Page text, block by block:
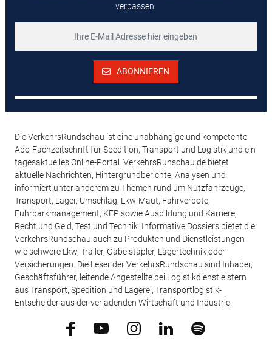
verpassen.
ABONNIEREN
Die VerkehrsRundschau ist eine unabhängige und kompetente
Abo-Fachzeitschrift für Spedition, Transport und Logistik und ein
tagesaktuelles Online-Portal. VerkehrsRunschau.de bietet
aktuelle Nachrichten, Hintergrundberichte, Analysen und
informiert unter anderem zu Themen rund um Nutzfahrzeuge,
Transport, Lager, Umschlag, Lkw-Maut, Fahrverbote,
Fuhrparkmanagement, KEP sowie Ausbildung und Karriere,
Recht und Geld, Test und Technik. Informative Dossiers bietet die
VerkehrsRundschau auch zu Produkten und Dienstleistungen
wie schwere Lkw, Trailer, Gabelstapler, Lagertechnik oder
Versicherungen. Die Leser der VerkehrsRundschau sind Inhaber,
Geschäftsführer, leitende Angestellte bei Logistikdienstleistern
aus Transport, Spedition und Lagerei, Transportlogistik-
Entscheider aus der verladenden Wirtschaft und Industrie.